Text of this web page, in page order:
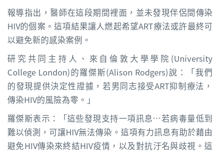
報導指出，醫師在這段期間裡面，並未發現伴侶間傳染
HIV的個案。這項結果讓人燃起希望ART療法或許最終可
以避免新的感染案例。
研究共同主持人、來自倫敦大學學院(University
College London)的羅傑斯(Alison Rodgers)說：「我們
的發現提供決定性證據，若男同志接受ART抑制療法，
傳染HIV的風險為零。」
羅傑斯表示：「這些發現支持一項訊息…若病毒量低到
難以偵測，可讓HIV無法傳染。這項有力訊息有助於藉由
避免HIV傳染來終結HIV疫情，以及對抗汙名與歧視。這